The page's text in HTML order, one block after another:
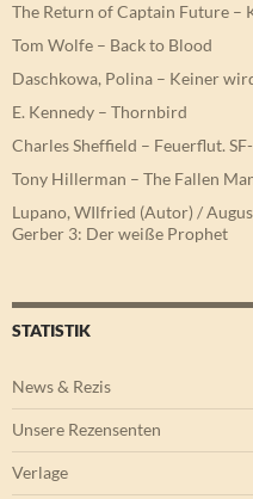
The Return of Captain Future –
Tom Wolfe – Back to Blood
Daschkowa, Polina – Keiner
E. Kennedy – Thornbird
Charles Sheffield – Feuerflut.
Tony Hillerman – The Fallen
Lupano, WIlfried (Autor) /
Gerber 3: Der weiße Prophet
STATISTIK
News & Rezis
Unsere Rezensenten
Verlage